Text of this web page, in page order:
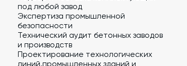
под любой завод
Экспертиза промышленной
безопасности
Технический аудит бетонных заводов
и производств
Проектирование технологических
линий,промышленных зданий и